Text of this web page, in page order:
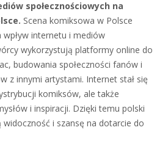
społecznościowych na
Scena komiksowa w Polsce
internetu i mediów
wykorzystują platformy online do
budowania społeczności fanów i
z innymi artystami. Internet stał się
komiksów, ale także
i inspiracji. Dzięki temu polski
i szansę na dotarcie do